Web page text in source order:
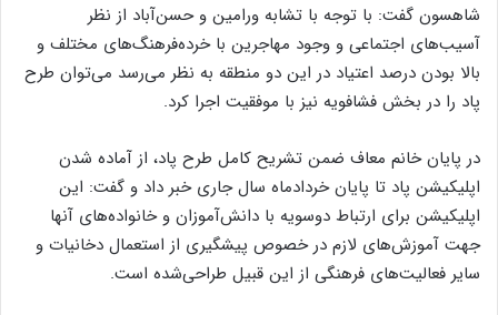
شاهسون گفت: با توجه با تشابه ورامین و حسن‌آباد از نظر
آسیب‌های اجتماعی و وجود مهاجرین با خرده‌فرهنگ‌های مختلف و
بالا بودن درصد اعتیاد در این دو منطقه به نظر می‌رسد می‌توان طرح
پاد را در بخش فشافویه نیز با موفقیت اجرا کرد.
در پایان خانم معاف ضمن تشریح کامل طرح پاد، از آماده شدن
اپلیکیشن پاد تا پایان خردادماه سال جاری خبر داد و گفت: این
اپلیکیشن برای ارتباط دوسویه با دانش‌آموزان و خانواده‌های آنها
جهت آموزش‌های لازم در خصوص پیشگیری از استعمال دخانیات و
سایر فعالیت‌های فرهنگی از این قبیل طراحی‌شده است.